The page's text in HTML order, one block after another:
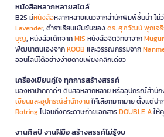
หนังสือหลากหลายสไตล์
B2S มีหนังสือหลากหลายแนวจากสำนักพิมพ์ชั้นนำ ไม่
Lavender, ตำราเรียนเข้มข้นของดร. ศุภวัฒน์ พุกเจ
บุญ, หนังสือเด็กจากMIS หนังสือจิตวิทยาจาก
พัฒนาตนเองจากKOOB และวรรณกรรมจาก
ออนไลน์ได้อย่างง่ายดายเพียงคลิกเดียว
เครื่องเขียนคู่ใจ ทุกการสร้างสรรค์
มองหาปากกาดีๆ ดินสอหลากหลาย หรืออุปกรณ์สำนัก
เขียนและอุปกรณ์สำนักงานให้เลือกมากมาย ตั้งแต่ป
Rotringไปจนถึงกระดาษถ่ายเอกสารDOUBLE Aให้
งานศิลป์ งานฝีมือ สร้างสรรค์ไม่รู้จบ